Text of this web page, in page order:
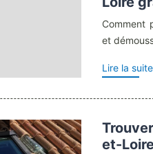
Comment
et
Lire la suite
et-